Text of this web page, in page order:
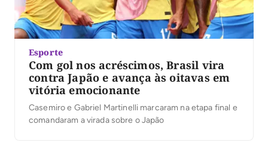
Esporte
Com gol nos acréscimos, Brasil vira
contra Japão e avança às oitavas em
vitória emocionante
Casemiro e Gabriel Martinelli marcaram na etapa final e
comandaram a virada sobre o Japão